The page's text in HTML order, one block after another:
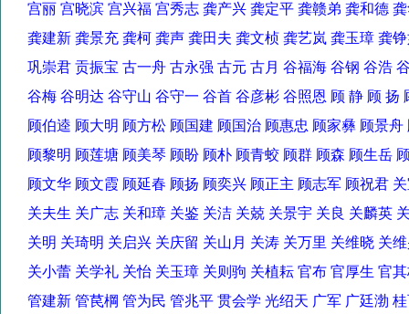
宫丽 宫晓滨 宫兴福 宫秀志 龚产兴 龚定平 龚赣弟 龚和德
龚建新 龚景充 龚柯 龚声 龚田夫 龚文桢 龚艺岚 龚玉璋 龚
巩崇君 贡振宝 古一舟 古永强 古元 古月 谷福海 谷钢 谷浩
谷梅 谷明达 谷守山 谷守一 谷首 谷彦彬 谷照恩 顾 静 顾
顾伯逵 顾大明 顾方松 顾国建 顾国治 顾惠忠 顾家彝 顾景
顾黎明 顾莲塘 顾美琴 顾盼 顾朴 顾青蛟 顾群 顾森 顾生岳
顾文华 顾文霞 顾延春 顾扬 顾奕兴 顾正主 顾志军 顾祝君
关夫生 关广志 关和璋 关鉴 关洁 关兢 关景宇 关良 关麟英
关明 关琦明 关启兴 关庆留 关山月 关涛 关万里 关维晓 关
关小蕾 关学礼 关怡 关玉璋 关则驹 关植耘 官布 官厚生 官
管建新 管苠棡 管为民 管兆平 贯会学 光绍天 广军 广廷渤